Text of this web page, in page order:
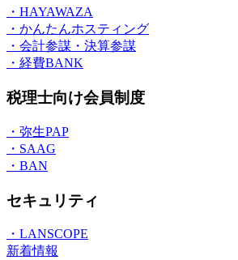
・HAYAWAZA
・かんたんホスティング
・会計参謀・決算参謀
・経費BANK
税理士向け会員制度
・弥生PAP
・SAAG
・BAN
セキュリティ
・LANSCOPE
新着情報